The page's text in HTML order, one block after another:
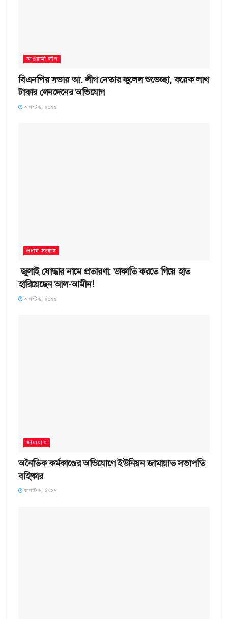
আওয়ামী লীগ
বিএনপির সভায় আ. লীগ নেতার ফুলেল শুভেচ্ছা, কয়েক লাখ
টাকার লেনদেনের অভিযোগ
আগস্ট ৬, ২০২৬
প্রধান সংবাদ
জুলাই যোদ্ধার নামে প্রতারণা: ডাকাতি করতে গিয়ে হাত
হারিয়েছেন আল-আমীন!
আগস্ট ৬, ২০২৬
জামায়াত
অনৈতিক কর্মকাণ্ডের অভিযোগে ইউনিয়ন জামায়াত সভাপতি
বহিষ্কার
আগস্ট ৬, ২০২৬